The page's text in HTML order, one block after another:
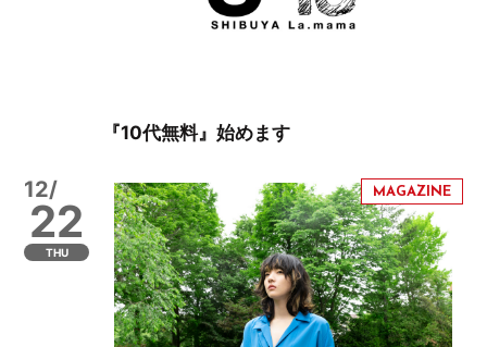
『10代無料』始めます
12/
22
THU